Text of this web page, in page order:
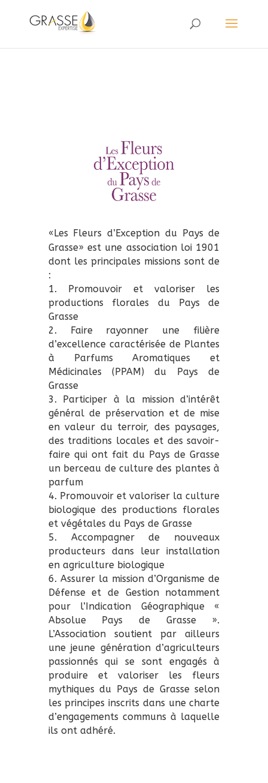
«Les Fleurs d’Exception du Pays de
Grasse» est une association loi 1901
dont les principales missions sont de
:
1. Promouvoir et valoriser les
productions florales du Pays de
Grasse
2. Faire rayonner une filière
d’excellence caractérisée de Plantes
à Parfums Aromatiques et
Médicinales (PPAM) du Pays de
Grasse
3. Participer à la mission d’intérêt
général de préservation et de mise
en valeur du terroir, des paysages,
des traditions locales et des savoir-
faire qui ont fait du Pays de Grasse
un berceau de culture des plantes à
parfum
4. Promouvoir et valoriser la culture
biologique des productions florales
et végétales du Pays de Grasse
5. Accompagner de nouveaux
producteurs dans leur installation
en agriculture biologique
6. Assurer la mission d’Organisme de
Défense et de Gestion notamment
pour l’Indication Géographique «
Absolue Pays de Grasse ».
L’Association soutient par ailleurs
une jeune génération d’agriculteurs
passionnés qui se sont engagés à
produire et valoriser les fleurs
mythiques du Pays de Grasse selon
les principes inscrits dans une charte
d’engagements communs à laquelle
ils ont adhéré.